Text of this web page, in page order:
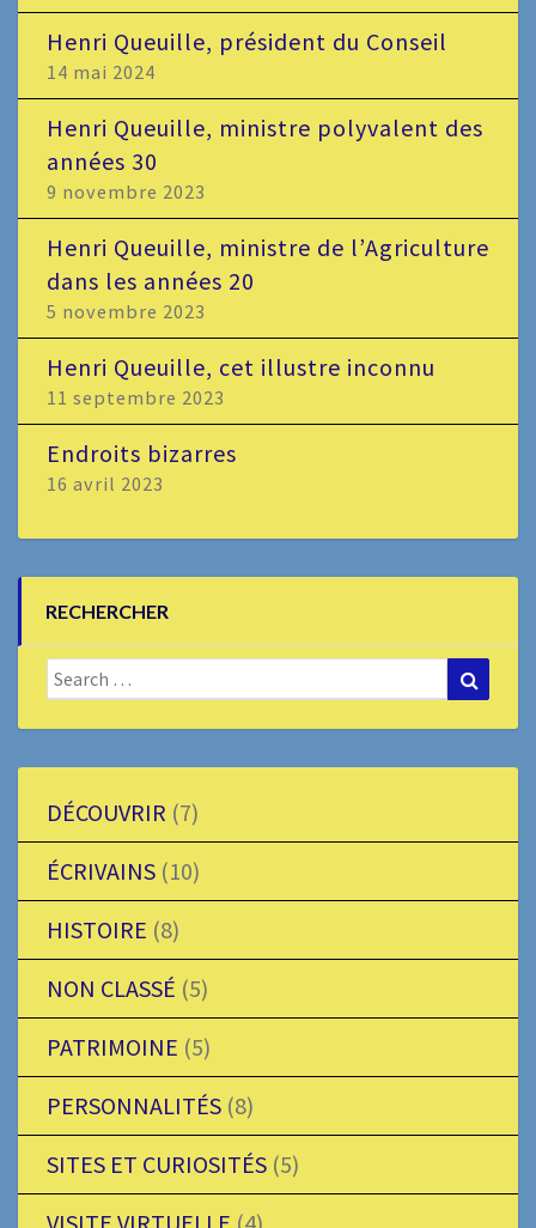
Henri Queuille, président du Conseil
14 mai 2024
Henri Queuille, ministre polyvalent des
années 30
9 novembre 2023
Henri Queuille, ministre de l’Agriculture
dans les années 20
5 novembre 2023
Henri Queuille, cet illustre inconnu
11 septembre 2023
Endroits bizarres
16 avril 2023
RECHERCHER
Search
for:
DÉCOUVRIR (7)
ÉCRIVAINS (10)
HISTOIRE (8)
NON CLASSÉ (5)
PATRIMOINE (5)
PERSONNALITÉS (8)
SITES ET CURIOSITÉS (5)